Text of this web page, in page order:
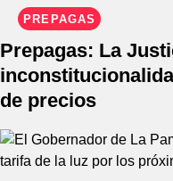
PREPAGAS
Prepagas: La
de precios